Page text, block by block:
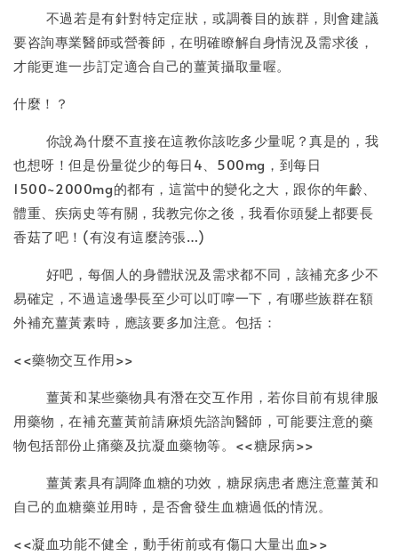
不過若是有針對特定症狀，或調養目的族群，則會建議
要咨詢專業醫師或營養師，在明確瞭解自身情況及需求後，
才能更進一步訂定適合自己的薑黃攝取量喔。
什麼！？
你說為什麼不直接在這教你該吃多少量呢？真是的，我
也想呀！但是份量從少的每日4、500mg，到每日
1500~2000mg的都有，這當中的變化之大，跟你的年齡、
體重、疾病史等有關，我教完你之後，我看你頭髮上都要長
香菇了吧！(有沒有這麼誇張…)
好吧，每個人的身體狀況及需求都不同，該補充多少不
易確定，不過這邊學長至少可以叮嚀一下，有哪些族群在額
外補充薑黃素時，應該要多加注意。包括：
<<藥物交互作用>>
薑黃和某些藥物具有潛在交互作用，若你目前有規律服
用藥物，在補充薑黃前請麻煩先諮詢醫師，可能要注意的藥
物包括部份止痛藥及抗凝血藥物等。<<糖尿病>>
薑黃素具有調降血糖的功效，糖尿病患者應注意薑黃和
自己的血糖藥並用時，是否會發生血糖過低的情況。
<<凝血功能不健全，動手術前或有傷口大量出血>>